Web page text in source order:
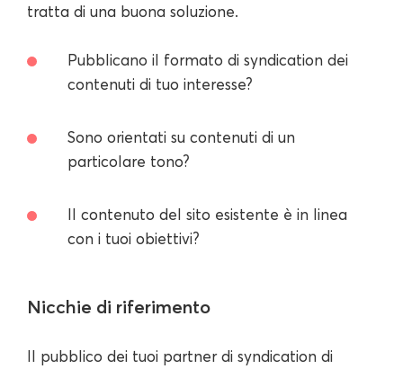
tratta di una buona soluzione.
Pubblicano il formato di syndication dei
contenuti di tuo interesse?
Sono orientati su contenuti di un
particolare tono?
Il contenuto del sito esistente è in linea
con i tuoi obiettivi?
Nicchie di riferimento
Il pubblico dei tuoi partner di syndication di